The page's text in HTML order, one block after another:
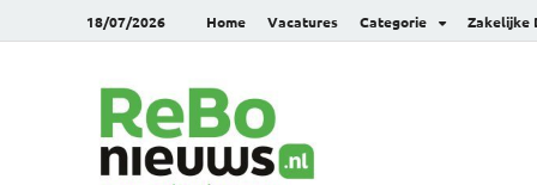
18/07/2026 Home Vacatures Categorie Zakelijke